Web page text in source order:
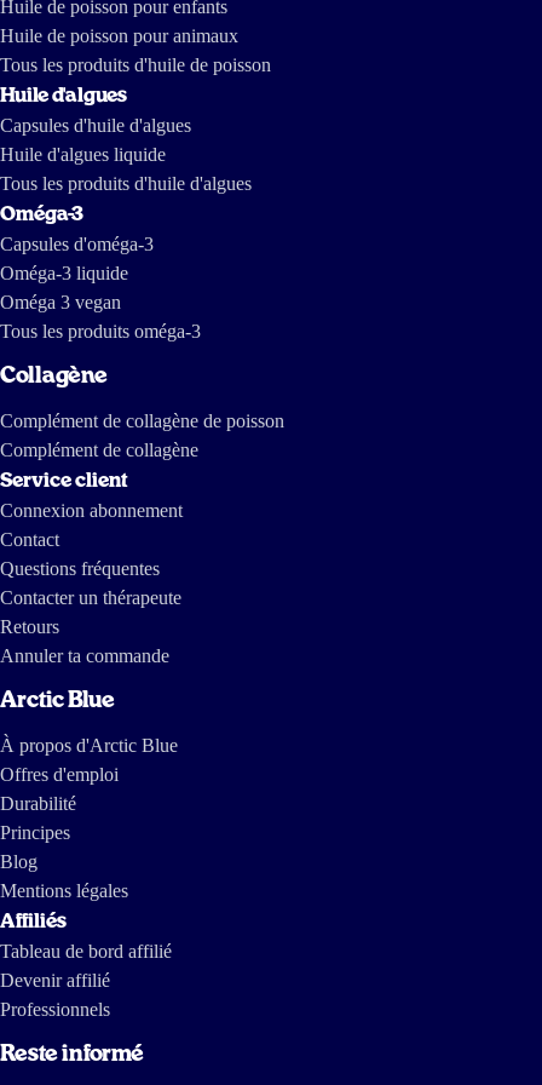
de télévision norvégienne a creusé un peu plus loin dans l'industrie sud-
américaine de l'huile de poisson. Ils en ont tiré le reportage suivant,
dont certains passages sont en anglais :
https://tv.nrk.no/serie/forbrukerinspektoerene/MDHP11004511/09-11-
2011 https://www.dailymotion.com/video/x7mhm7_the-greed-of-
feed_news https://www.youtube.com/watch?v=ZX-9V67mDXc Le
dernier est un reportage réalisé il y a quelques années par des journalistes
d'investigation de The International Consortium of Investigative
est fabriquée en Amérique du Sud.
Huile de poisson pour enfants
Huile de poisson pour animaux
Tous les produits d'huile de poisson
Huile d'algues
Capsules d'huile d'algues
Huile d'algues liquide
Tous les produits d'huile d'algues
Oméga-3
Capsules d'oméga-3
Oméga-3 liquide
Oméga 3 vegan
Tous les produits oméga-3
Collagène
Complément de collagène de poisson
Complément de collagène
Service client
Connexion abonnement
Contact
Questions fréquentes
Contacter un thérapeute
Retours
Annuler ta commande
Arctic Blue
À propos d'Arctic Blue
Offres d'emploi
Durabilité
Principes
Blog
Mentions légales
Affiliés
Tableau de bord affilié
Devenir affilié
Professionnels
Reste informé